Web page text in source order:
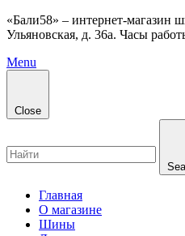
«Бали58» – интернет-магазин
Ульяновская, д. 36а. Часы
Menu
Close
Главная
О магазине
Шины